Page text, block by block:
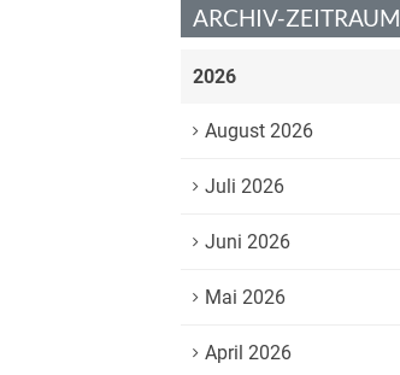
ARCHIV-ZEITRAUM
2026
August 2026
Juli 2026
Juni 2026
Mai 2026
April 2026